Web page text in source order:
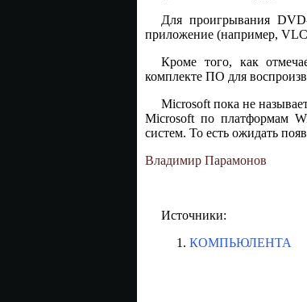
Для проигрывания
приложение (например,
Кроме того, как
комплекте ПО для
Microsoft пока не
Microsoft по платформам
систем. То есть ожидать
Владимир Парамонов
Источники:
КОМПЬЮЛЕНТА